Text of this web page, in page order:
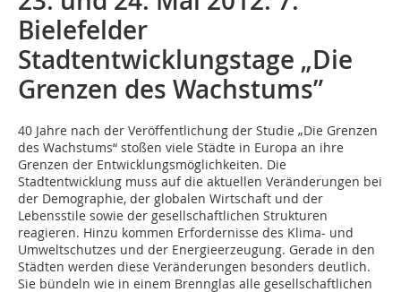
Bielefelder
Stadtentwicklungstage „Die
Grenzen des Wachstums”
40 Jahre nach der Veröffentlichung der Studie „Die Grenzen
des Wachstums“ stoßen viele Städte in Europa an ihre
Grenzen der Entwicklungsmöglichkeiten. Die
Stadtentwicklung muss auf die aktuellen Veränderungen bei
der Demographie, der globalen Wirtschaft und der
Lebensstile sowie der gesellschaftlichen Strukturen
reagieren. Hinzu kommen Erfordernisse des Klima- und
Umweltschutzes und der Energieerzeugung. Gerade in den
Städten werden diese Veränderungen besonders deutlich.
Sie bündeln wie in einem Brennglas alle gesellschaftlichen